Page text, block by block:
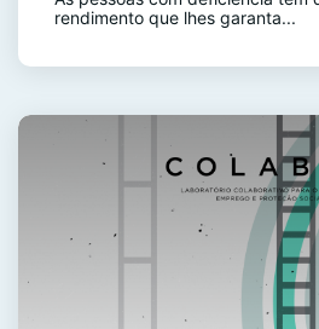
rendimento que lhes garanta...